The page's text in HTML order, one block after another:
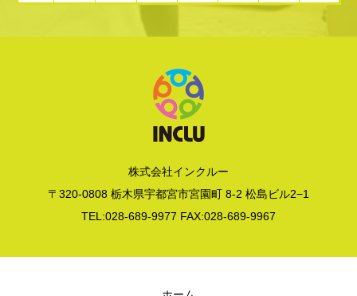
株式会社インクルー
〒320-0808 栃木県宇都宮市宮園町 8-2 松島ビル2−1
TEL:028-689-9977 FAX:028-689-9967